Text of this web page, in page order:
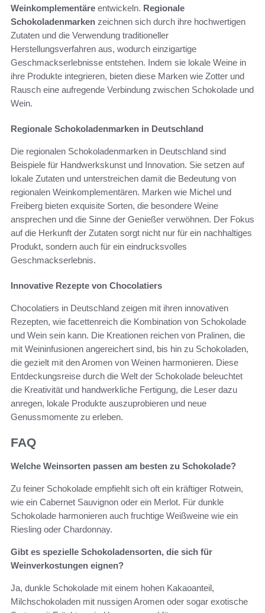
Weinkomplementäre entwickeln. Regionale
Schokoladenmarken zeichnen sich durch ihre hochwertigen
Zutaten und die Verwendung traditioneller
Herstellungsverfahren aus, wodurch einzigartige
Geschmackserlebnisse entstehen. Indem sie lokale Weine in
ihre Produkte integrieren, bieten diese Marken wie Zotter und
Rausch eine aufregende Verbindung zwischen Schokolade und
Wein.
Regionale Schokoladenmarken in Deutschland
Die regionalen Schokoladenmarken in Deutschland sind
Beispiele für Handwerkskunst und Innovation. Sie setzen auf
lokale Zutaten und unterstreichen damit die Bedeutung von
regionalen Weinkomplementären. Marken wie Michel und
Freiberg bieten exquisite Sorten, die besondere Weine
ansprechen und die Sinne der Genießer verwöhnen. Der Fokus
auf die Herkunft der Zutaten sorgt nicht nur für ein nachhaltiges
Produkt, sondern auch für ein eindrucksvolles
Geschmackserlebnis.
Innovative Rezepte von Chocolatiers
Chocolatiers in Deutschland zeigen mit ihren innovativen
Rezepten, wie facettenreich die Kombination von Schokolade
und Wein sein kann. Die Kreationen reichen von Pralinen, die
mit Weininfusionen angereichert sind, bis hin zu Schokoladen,
die gezielt mit den Aromen von Weinen harmonieren. Diese
Entdeckungsreise durch die Welt der Schokolade beleuchtet
die Kreativität und handwerkliche Fertigung, die Leser dazu
anregen, lokale Produkte auszuprobieren und neue
Genussmomente zu erleben.
FAQ
Welche Weinsorten passen am besten zu Schokolade?
Zu feiner Schokolade empfiehlt sich oft ein kräftiger Rotwein,
wie ein Cabernet Sauvignon oder ein Merlot. Für dunkle
Schokolade harmonieren auch fruchtige Weißweine wie ein
Riesling oder Chardonnay.
Gibt es spezielle Schokoladensorten, die sich für
Weinverkostungen eignen?
Ja, dunkle Schokolade mit einem hohen Kakaoanteil,
Milchschokoladen mit nussigen Aromen oder sogar exotische